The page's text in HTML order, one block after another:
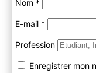
Nom *
E-mail *
Profession
Enregistrer mon